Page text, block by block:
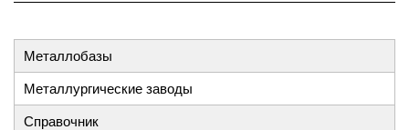
Металлобазы
Металлургические заводы
Справочник